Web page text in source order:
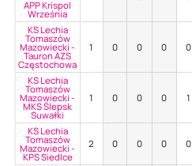
APP Krispol
Września
KS Lechia
Tomaszów
Mazowiecki -
Tauron AZS
Częstochowa
1 0 0 0 0
KS Lechia
Tomaszów
Mazowiecki -
MKS Ślepsk
Suwałki
1 0 0 0 1
KS Lechia
Tomaszów
Mazowiecki -
KPS Siedlce
2 0 0 0 0